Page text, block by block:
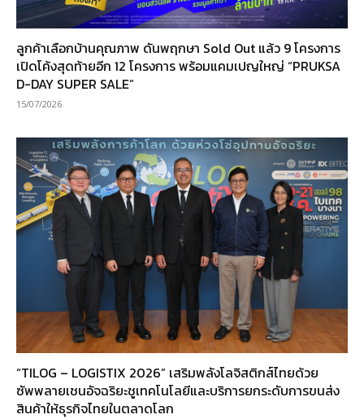
ลูกค้าเลือกบ้านคุณภาพ ดันพฤกษา Sold Out แล้ว 9 โครงการ
เปิดโค้งสุดท้ายอีก 12 โครงการ พร้อมแคมเปญใหญ่ “PRUKSA
D-DAY SUPER SALE”
15/07/2026
“TILOG – LOGISTIX 2026” เสริมพลังโลจิสติกส์ไทยด้วย
ซัพพลายเชนอัจฉริยะชูเทคโนโลยีและบริการยกระดับการขนส่ง
สินค้าให้ธุรกิจไทยในตลาดโลก